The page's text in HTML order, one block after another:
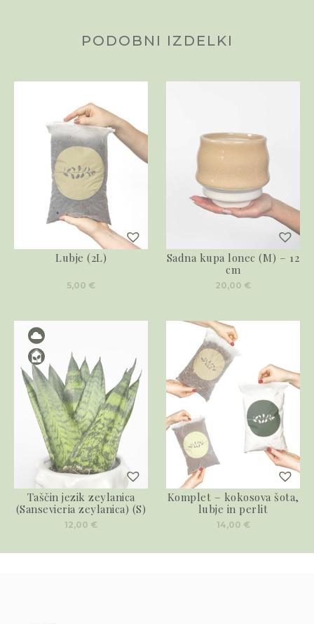
PODOBNI IZDELKI
Lubje (2L)
5,00 €
Sadna kupa lonec (M) – 12
cm
20,00 €
Taščin jezik zeylanica
(Sansevieria zeylanica) (S)
12,00 €
Komplet – kokosova šota,
lubje in perlit
14,00 €